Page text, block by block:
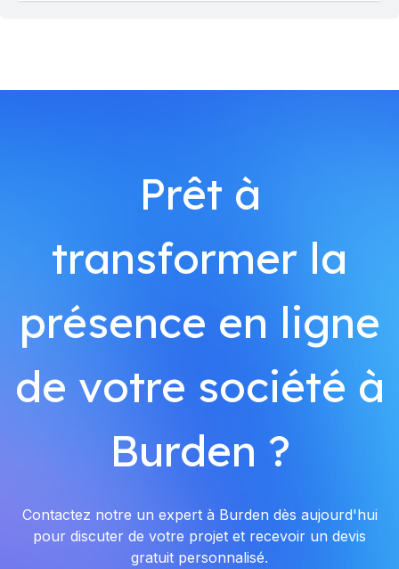
Prêt à
transformer la
présence en ligne
de votre société à
Burden ?
Contactez notre un expert à Burden dès aujourd'hui
pour discuter de votre projet et recevoir un devis
gratuit personnalisé.